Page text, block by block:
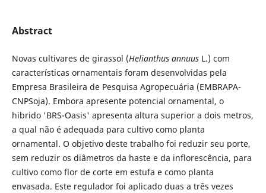
Abstract
Novas cultivares de girassol (Helianthus annuusL.) com
características ornamentais foram desenvolvidas pela
Empresa Brasileira de Pesquisa Agropecuária (EMBRAPA-
CNPSoja). Embora apresente potencial ornamental, o
hibrido 'BRS-Oasis' apresenta altura superior a dois metros,
a qual não é adequada para cultivo como planta
ornamental. O objetivo deste trabalho foi reduzir seu porte,
sem reduzir os diâmetros da haste e da inflorescência, para
cultivo como flor de corte em estufa e como planta
envasada. Este regulador foi aplicado duas a três vezes